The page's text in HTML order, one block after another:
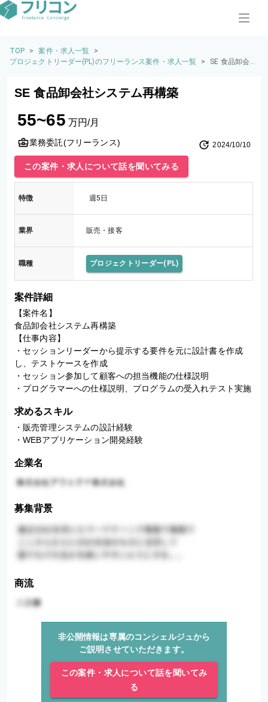
TOP > 案件・求人一覧
>
プロジェクトリーダー(PL)のフリーランス案件・求人一覧
>
SE 食品卸会
SE 食品卸会社システム再構築
55~65 万円/月
業務委託(フリーランス) 2024/10/10
この案件・求人について話を聞いてみる
特徴 週5日
業界 販売・接客
職種 プロジェクトリーダー(PL)
案件詳細
【案件名】
食品卸会社システム再構築
【仕事内容】
・セッションリーダーから提示する要件を元に設計書を作成
し、テストケースを作成
・セッション参加して顧客への担当機能の仕様説明
・プログラマーへの仕様説明、プログラムの受入れテスト実施
求めるスキル
・販売管理システムの設計経験
・WEBアプリケーション開発経験
企業名
募集背景
商流
非公開情報は専属のコンシェルジュから
ご説明させていただきます。
この案件・求人について話を聞いてみ
る